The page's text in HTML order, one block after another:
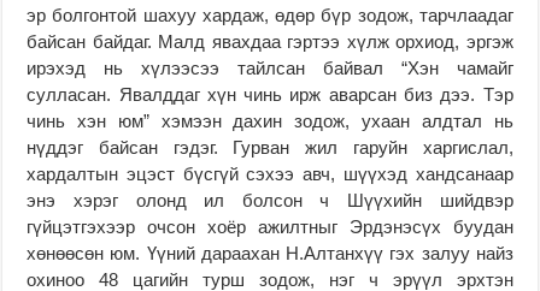
эр болгонтой шахуу хардаж, өдөр бүр зодож, тарчлаадаг
байсан байдаг. Малд явахдаа гэртээ хүлж орхиод, эргэж
ирэхэд нь хүлээсээ тайлсан байвал “Хэн чамайг
сулласан. Явалддаг хүн чинь ирж аварсан биз дээ. Тэр
чинь хэн юм” хэмээн дахин зодож, ухаан алдтал нь
нүддэг байсан гэдэг. Гурван жил гаруйн харгислал,
хардалтын эцэст бүсгүй сэхээ авч, шүүхэд хандсанаар
энэ хэрэг олонд ил болсон ч Шүүхийн шийдвэр
гүйцэтгэхээр очсон хоёр ажилтныг Эрдэнэсүх буудан
хөнөөсөн юм. Үүний дараахан Н.Алтанхүү гэх залуу найз
охиноо 48 цагийн турш зодож, нэг ч эрүүл эрхтэн